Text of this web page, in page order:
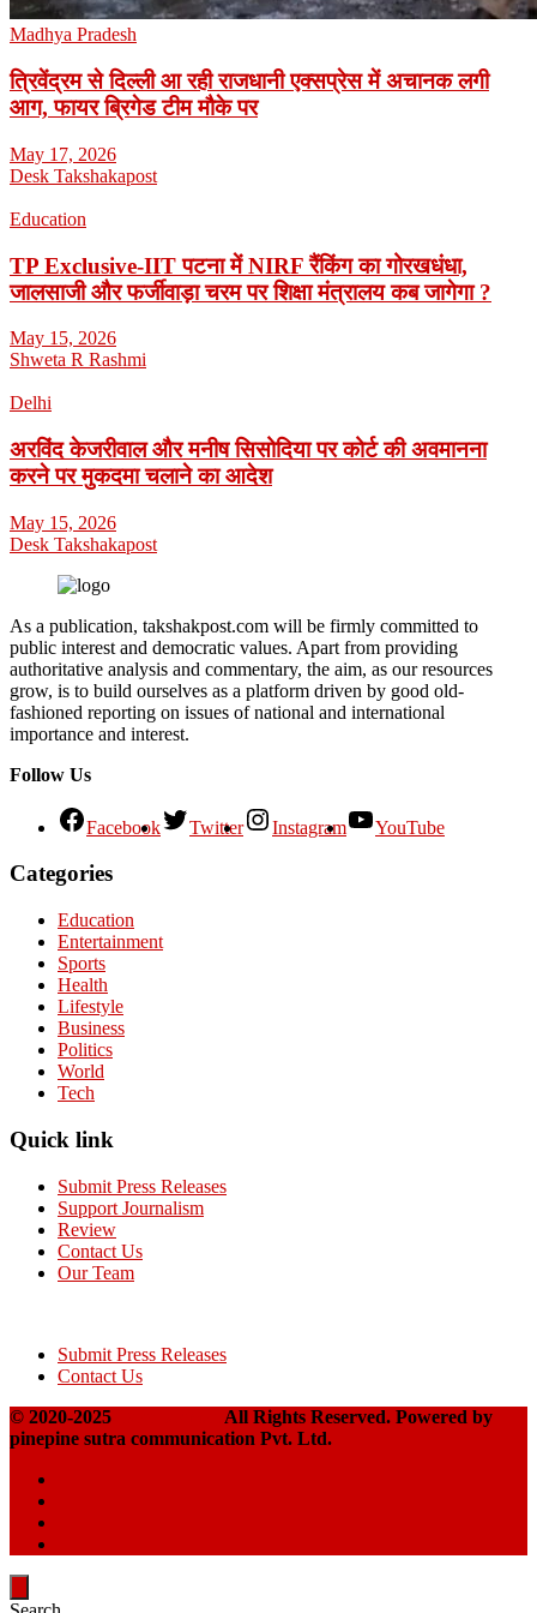
Madhya Pradesh
त्रिवेंद्रम से दिल्ली आ रही राजधानी एक्सप्रेस में अचानक लगी
आग, फायर ब्रिगेड टीम मौके पर
May 17, 2026
Desk Takshakapost
Education
TP Exclusive-IIT पटना में NIRF रैंकिंग का गोरखधंधा,
जालसाजी और फर्जीवाड़ा चरम पर शिक्षा मंत्रालय कब जागेगा ?
May 15, 2026
Shweta R Rashmi
Delhi
अरविंद केजरीवाल और मनीष सिसोदिया पर कोर्ट की अवमानना
करने पर मुकदमा चलाने का आदेश
May 15, 2026
Desk Takshakapost
As a publication, takshakpost.com will be firmly committed to
public interest and democratic values. Apart from providing
authoritative analysis and commentary, the aim, as our resources
grow, is to build ourselves as a platform driven by good old-
fashioned reporting on issues of national and international
importance and interest.
Follow Us
Facebook Twitter Instagram YouTube
Categories
Education
Entertainment
Sports
Health
Lifestyle
Business
Politics
World
Tech
Quick link
Submit Press Releases
Support Journalism
Review
Contact Us
Our Team
Submit Press Releases
Contact Us
© 2020-2025
All Rights Reserved. Powered by
pinepine sutra communication Pvt. Ltd.